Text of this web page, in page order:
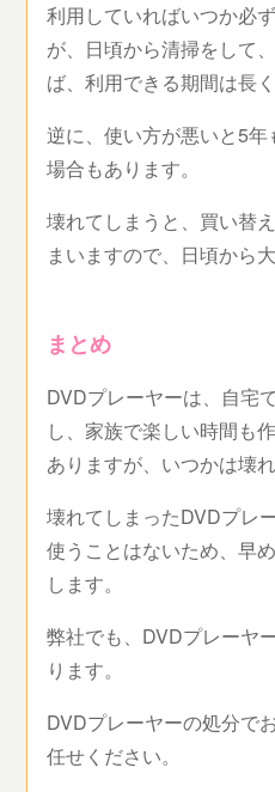
利用していればいつか必
が、日頃から清掃をして
ば、利用できる期間は長
逆に、使い方が悪いと5
場合もあります。
壊れてしまうと、買い替
まいますので、日頃から
まとめ
DVDプレーヤーは、自宅
し、家族で楽しい時間も
ありますが、いつかは壊
壊れてしまったDVDプレ
使うことはないため、早
します。
弊社でも、DVDプレーヤ
ります。
DVDプレーヤーの処分で
任せください。